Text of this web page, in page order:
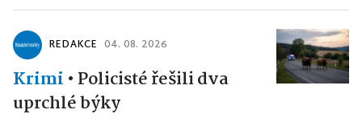
REDAKCE 04. 08. 2026
Krimi • Policisté řešili dva
uprchlé býky